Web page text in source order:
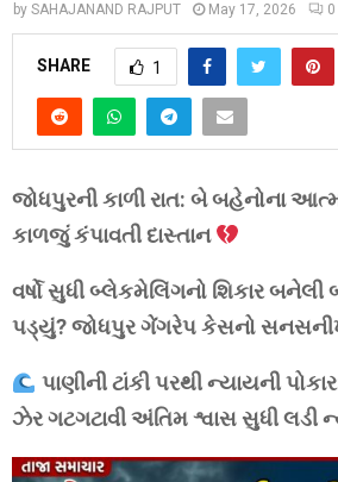
by SAHAJANAND RAJPUT May 17, 2026 0
SHARE 1
જોધપુરની કાળી રાત: બે બહેનોના
કાળજું કંપાવતી દાસ્તાન
વર્ષો સુધી બ્લેકમેલિંગનો શિકાર
પડ્યું? જોધપુર ગેંગરેપ કેસનો
પાણીની ટાંકી પરથી ન્યાયની
ઝેર ગટગટાવી અંતિમ શ્વાસ સુધી લડી